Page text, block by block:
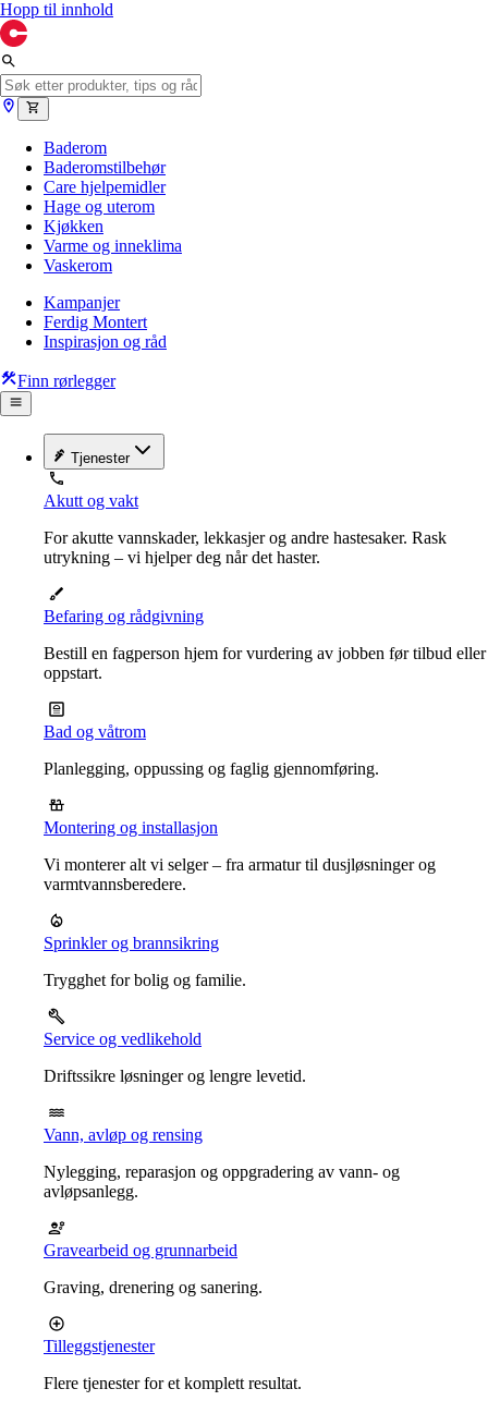
Hopp til innhold
Baderom
Baderomstilbehør
Care hjelpemidler
Hage og uterom
Kjøkken
Varme og inneklima
Vaskerom
Kampanjer
Ferdig Montert
Inspirasjon og råd
Finn rørlegger
Tjenester
Akutt og vakt
For akutte vannskader, lekkasjer og andre hastesaker. Rask
utrykning – vi hjelper deg når det haster.
Befaring og rådgivning
Bestill en fagperson hjem for vurdering av jobben før tilbud eller
oppstart.
Bad og våtrom
Planlegging, oppussing og faglig gjennomføring.
Montering og installasjon
Vi monterer alt vi selger – fra armatur til dusjløsninger og
varmtvannsberedere.
Sprinkler og brannsikring
Trygghet for bolig og familie.
Service og vedlikehold
Driftssikre løsninger og lengre levetid.
Vann, avløp og rensing
Nylegging, reparasjon og oppgradering av vann- og
avløpsanlegg.
Gravearbeid og grunnarbeid
Graving, drenering og sanering.
Tilleggstjenester
Flere tjenester for et komplett resultat.